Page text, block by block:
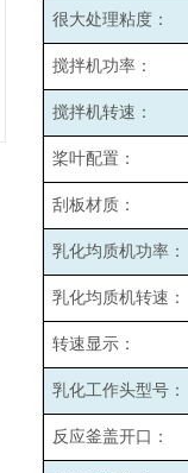
很大处理粘度：
搅拌机功率：
搅拌机转速：
桨叶配置：
刮板材质：
乳化均质机功率：
乳化均质机转速：
转速显示：
乳化工作头型号：
反应釜盖开口：